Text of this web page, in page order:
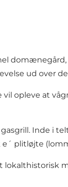
ud over
opleve at
Inde i
plitløjte